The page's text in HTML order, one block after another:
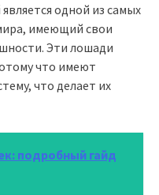
одной из самых
имеющий свои
Эти лошади
что имеют
что делает их
подробный гайд